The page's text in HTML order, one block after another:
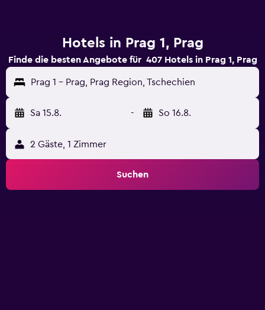
Hotels in Prag 1, Prag
Finde die besten Angebote für 407 Hotels in Prag 1, Prag
Prag 1 - Prag, Prag Region, Tschechien
Sa 15.8. - So 16.8.
2 Gäste, 1 Zimmer
Suchen